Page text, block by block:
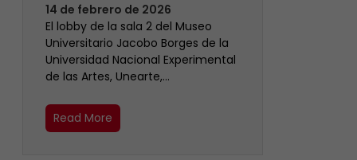
14 de febrero de 2026
El lobby de la sala 2 del Museo
Universitario Jacobo Borges de la
Universidad Nacional Experimental
de las Artes, Unearte,…
Read More